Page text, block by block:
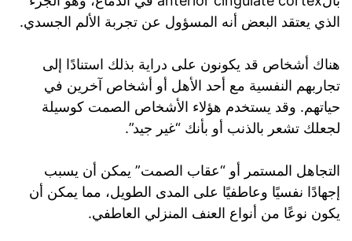
الذي يعتقد البعض أنه المسؤول عن تجربة الألم الجسدي.
هناك أشخاص قد يكونون على دراية بذلك استنادًا إلى
تجاربهم النفسية مع أحد الأهل أو أشخاص آخرين في
حياتهم. وقد يستخدم هؤلاء الأشخاص الصمت كوسيلة
لجعلك تشعر بالذنب أو بأنك “غير جيد”.
التجاهل المستمر أو “عقاب الصمت” يمكن أن يسبب
إجهادًا نفسيًا وعاطفيًا على المدى الطويل، مما يمكن أن
يكون نوعًا من أنواع العنف المنزلي العاطفي.